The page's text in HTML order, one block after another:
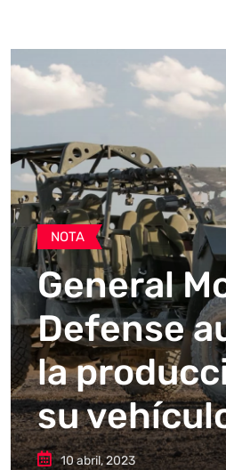
NOTA
General
Defense
la
su
10 abril, 2023